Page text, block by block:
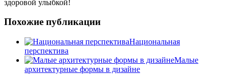
здоровой улыбкой!
Похожие публикации
Национальная
перспектива
Малые
архитектурные формы в дизайне